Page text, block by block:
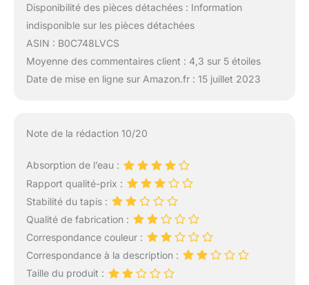
Disponibilité des pièces détachées : Information
indisponible sur les pièces détachées
ASIN : B0C748LVCS
Moyenne des commentaires client : 4,3 sur 5 étoiles
Date de mise en ligne sur Amazon.fr : 15 juillet 2023
Note de la rédaction 10/20
Absorption de l’eau :
Rapport qualité-prix :
Stabilité du tapis :
Qualité de fabrication :
Correspondance couleur :
Correspondance à la description :
Taille du produit :